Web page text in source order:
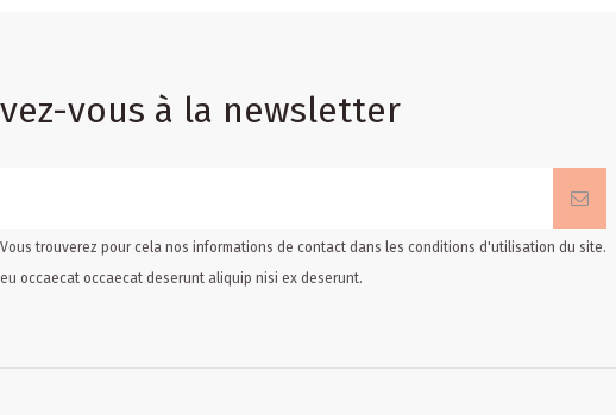
vous à la newsletter
trouverez pour cela nos informations de contact dans les conditions d'utilisation du site.
occaecat occaecat deserunt aliquip nisi ex deserunt.